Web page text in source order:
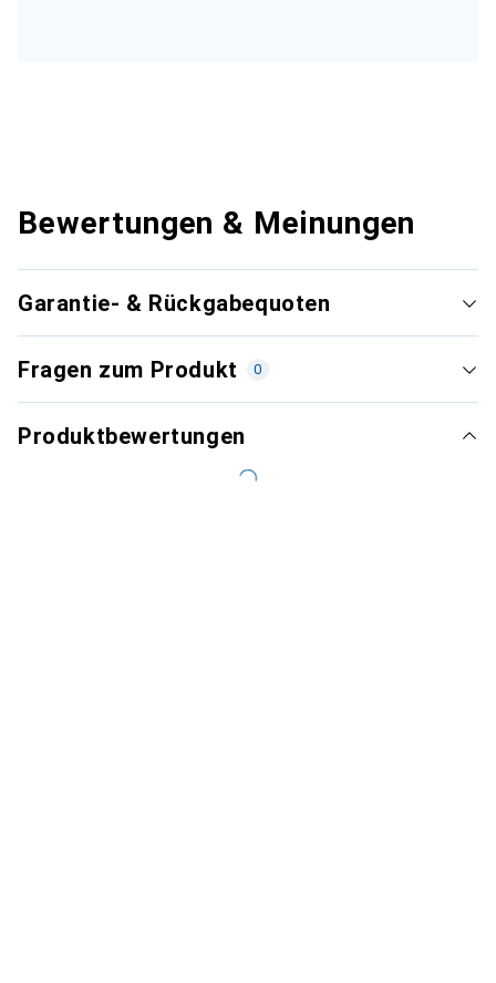
Bewertungen & Meinungen
Garantie- & Rückgabequoten
Fragen zum Produkt 0
Produktbewertungen